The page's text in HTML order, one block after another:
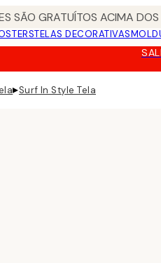
SÃO GRATUÍTOS ACIMA
TELAS DECORATIVAS
▸Surf In Style Tela